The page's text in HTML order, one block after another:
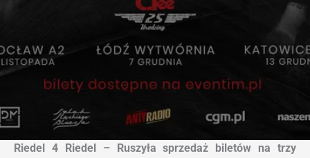
Riedel 4 Riedel – Ruszyła sprzedaż biletów na trzy